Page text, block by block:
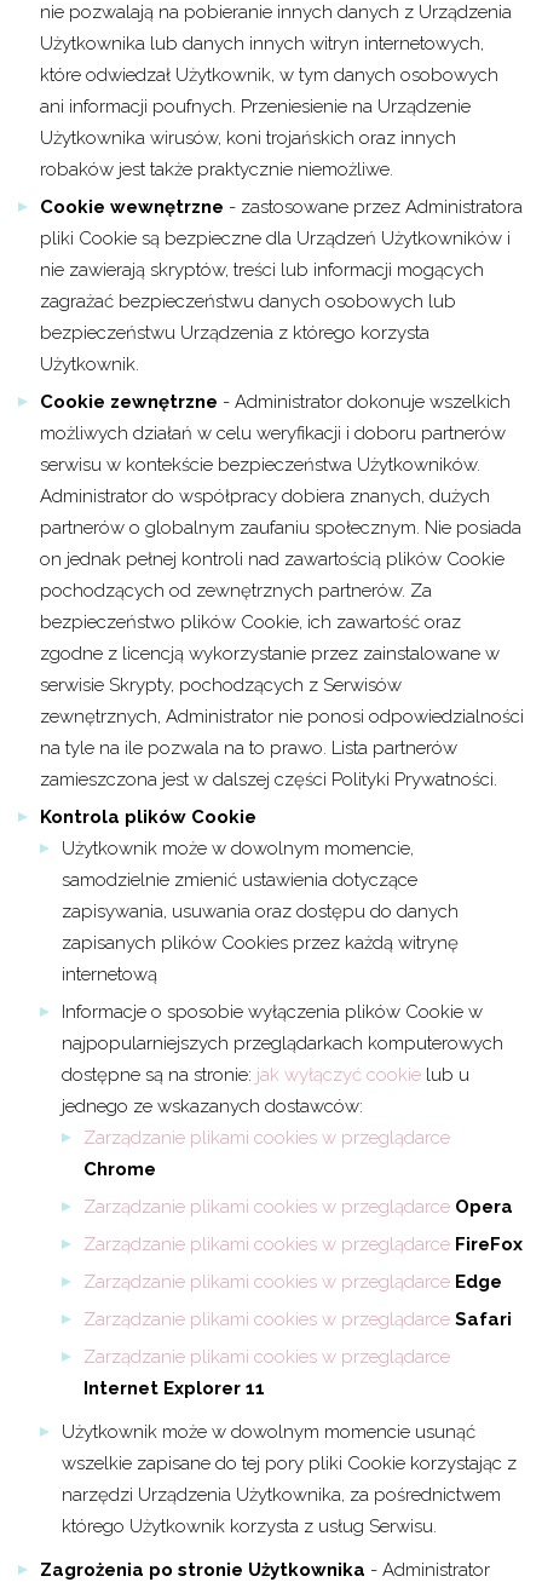
nie pozwalają na pobieranie innych danych z Urządzenia
Użytkownika lub danych innych witryn internetowych,
które odwiedzał Użytkownik, w tym danych osobowych
ani informacji poufnych. Przeniesienie na Urządzenie
Użytkownika wirusów, koni trojańskich oraz innych
robaków jest także praktycznie niemożliwe.
Cookie wewnętrzne - zastosowane przez Administratora
pliki Cookie są bezpieczne dla Urządzeń Użytkowników i
nie zawierają skryptów, treści lub informacji mogących
zagrażać bezpieczeństwu danych osobowych lub
bezpieczeństwu Urządzenia z którego korzysta
Użytkownik.
Cookie zewnętrzne - Administrator dokonuje wszelkich
możliwych działań w celu weryfikacji i doboru partnerów
serwisu w kontekście bezpieczeństwa Użytkowników.
Administrator do współpracy dobiera znanych, dużych
partnerów o globalnym zaufaniu społecznym. Nie posiada
on jednak pełnej kontroli nad zawartością plików Cookie
pochodzących od zewnętrznych partnerów. Za
bezpieczeństwo plików Cookie, ich zawartość oraz
zgodne z licencją wykorzystanie przez zainstalowane w
serwisie Skrypty, pochodzących z Serwisów
zewnętrznych, Administrator nie ponosi odpowiedzialności
na tyle na ile pozwala na to prawo. Lista partnerów
zamieszczona jest w dalszej części Polityki Prywatności.
Kontrola plików Cookie
Użytkownik może w dowolnym momencie,
samodzielnie zmienić ustawienia dotyczące
zapisywania, usuwania oraz dostępu do danych
zapisanych plików Cookies przez każdą witrynę
internetową
Informacje o sposobie wyłączenia plików Cookie w
najpopularniejszych przeglądarkach komputerowych
dostępne są na stronie: jak wyłączyć cookie lub u
jednego ze wskazanych dostawców:
Zarządzanie plikami cookies w przeglądarce
Chrome
Zarządzanie plikami cookies w przeglądarce Opera
Zarządzanie plikami cookies w przeglądarce FireFox
Zarządzanie plikami cookies w przeglądarce Edge
Zarządzanie plikami cookies w przeglądarce Safari
Zarządzanie plikami cookies w przeglądarce
Internet Explorer 11
Użytkownik może w dowolnym momencie usunąć
wszelkie zapisane do tej pory pliki Cookie korzystając z
narzędzi Urządzenia Użytkownika, za pośrednictwem
którego Użytkownik korzysta z usług Serwisu.
Zagrożenia po stronie Użytkownika - Administrator